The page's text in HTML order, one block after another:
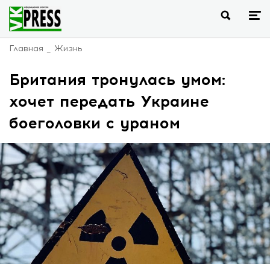
Главная Жизнь
Британия тронулась умом:
хочет передать Украине
боеголовки с ураном